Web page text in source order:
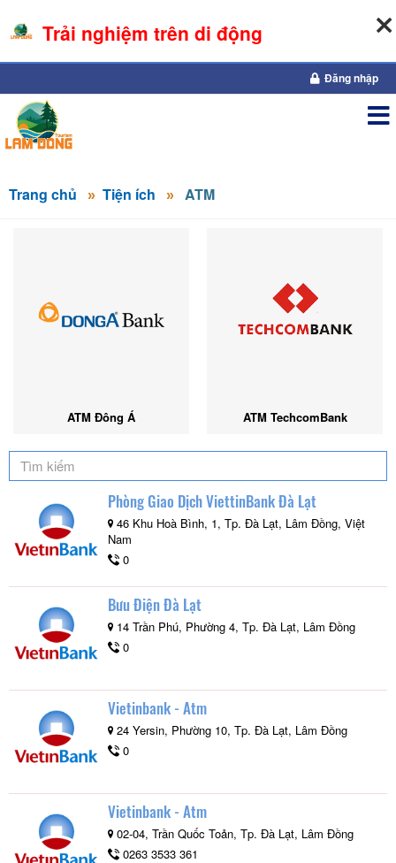
10-08-2026, 01:32:31
Đăng nhập
Trang chủ Tiện ích ATM
ATM Đông Á ATM TechcomBank
Phòng Giao Dịch ViettinBank Đà Lạt
46 Khu Hoà Bình, 1, Tp. Đà Lạt, Lâm Đồng, Việt
Nam
0
Bưu Điện Đà Lạt
14 Trần Phú, Phường 4, Tp. Đà Lạt, Lâm Đồng
0
Vietinbank - Atm
24 Yersin, Phường 10, Tp. Đà Lạt, Lâm Đồng
0
Vietinbank - Atm
02-04, Trần Quốc Toản, Tp. Đà Lạt, Lâm Đồng
0263 3533 361
Trải nghiệm trên di động